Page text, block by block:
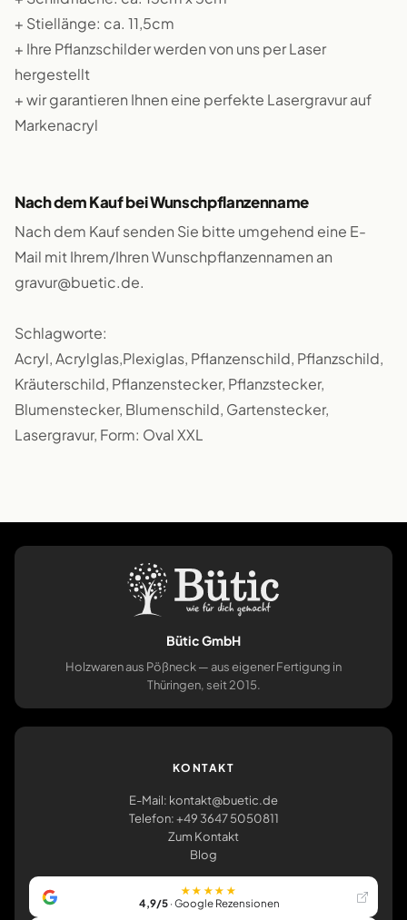
+ Stiellänge: ca. 11,5cm
+ Ihre Pflanzschilder werden von uns per Laser
hergestellt
+ wir garantieren Ihnen eine perfekte Lasergravur auf
Markenacryl
Nach dem Kauf bei Wunschpflanzenname
Nach dem Kauf senden Sie bitte umgehend eine E-
Mail mit Ihrem/Ihren Wunschpflanzennamen an
gravur@buetic.de.
Schlagworte:
Acryl, Acrylglas,Plexiglas, Pflanzenschild, Pflanzschild,
Kräuterschild, Pflanzenstecker, Pflanzstecker,
Blumenstecker, Blumenschild, Gartenstecker,
Lasergravur, Form: Oval XXL
Bütic GmbH
Holzwaren aus Pößneck — aus eigener Fertigung in
Thüringen, seit 2015.
KONTAKT
E-Mail: kontakt@buetic.de
Telefon: +49 3647 5050811
Zum Kontakt
Blog
★★★★★
4,9/5· Google Rezensionen